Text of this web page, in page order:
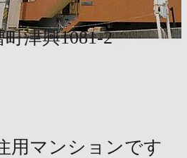
津興1081-2
用マンションです